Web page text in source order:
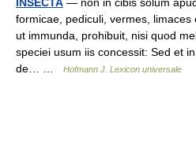
formicae, pediculi, vermes, limaces
ut immunda, prohibuit, nisi quod
speciei usum iis concessit: Sed et
de… …
Hofmann J. Lexicon universale